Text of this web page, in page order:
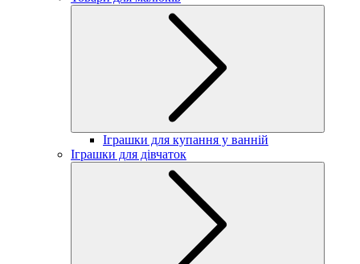
Іграшки для купання у ванній
Іграшки для дівчаток